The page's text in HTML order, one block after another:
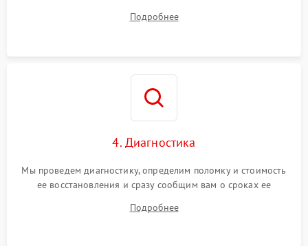
Подробнее
4. Диагностика
Мы проведем диагностику, определим поломку и стоимость
ее восстановления и сразу сообщим вам о сроках ее
Подробнее